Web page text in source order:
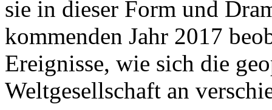
sie in dieser Form und
kommenden Jahr 2017
Ereignisse, wie sich die
Weltgesellschaft an